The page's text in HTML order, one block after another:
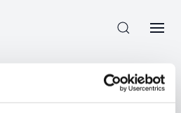
ΣΥΝΤΑΓΟΓΡΑΦΟΎΜΕΝΑ
/